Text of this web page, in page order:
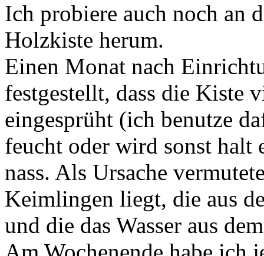
Ich probiere auch noch an
Holzkiste herum.
Einen Monat nach
festgestellt, dass die Kiste
eingesprüht (ich benutze
feucht oder wird sonst halt
nass. Als Ursache
Keimlingen liegt, die aus
und die das Wasser aus